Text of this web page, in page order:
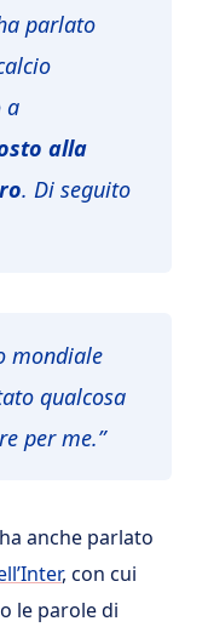
parlato
a
alla
. Di seguito
mondiale
qualcosa
per me.”
anche parlato
, con cui
le parole di